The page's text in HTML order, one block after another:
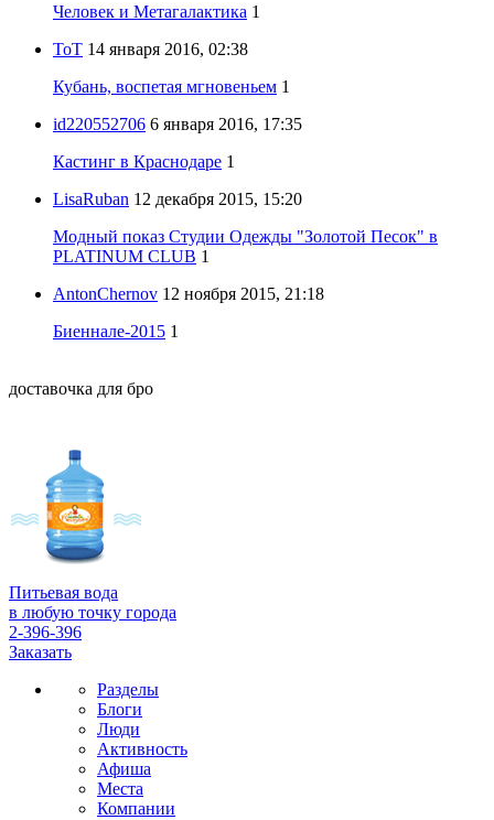
Человек и Метагалактика 1
ToT 14 января 2016, 02:38
Кубань, воспетая мгновеньем 1
id220552706 6 января 2016, 17:35
Кастинг в Краснодаре 1
LisaRuban 12 декабря 2015, 15:20
Модный показ Студии Одежды "Золотой Песок" в
PLATINUM CLUB 1
AntonChernov 12 ноября 2015, 21:18
Биеннале-2015 1
доставочка для бро
Питьевая вода
в любую точку города
2-396-396
Заказать
Разделы
Блоги
Люди
Активность
Афиша
Места
Компании